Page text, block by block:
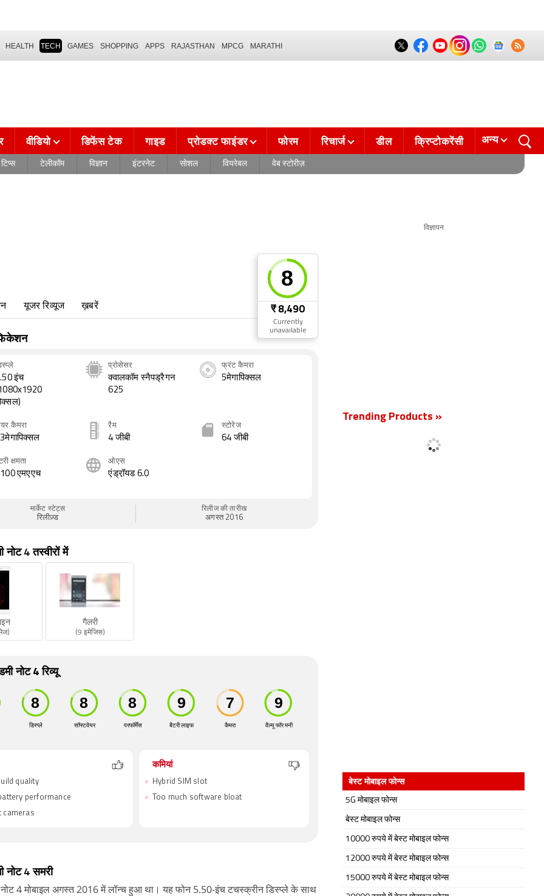
HEALTH TECH GAMES SHOPPING APPS RAJASTHAN MPCG MARATHI
वीडियो डिफेंस टेक गाइड प्रोडक्ट फाइंडर फोरम रिचार्ज डील क्रिप्टोकरेंसी अन्य
टिप्स टेलीकॉम विज्ञान इंटरनेट सोशल वियरेबल वेब स्टोरीज़
यूजर रिव्यूज ख़बरें ₹ 8,490
Currently
unavailable
इंच
प्रोसेसर
क्वालकॉम स्नैपड्रैगन
625
फ्रंट कैमरा
5मेगापिक्सल
कैमरा रैम
4 जीबी
स्टोरेज
64 जीबी
क्षमता
एमएएच
ओएस
एंड्रॉ़यड 6.0
मार्केट स्टेट्स
रिलीज़्ड
रिलीज की तारीख
अगस्त 2016
नोट 4 तस्वीरों में
गैलरी
(9 इमेजिस)
नोट 4 रिव्यू
डिस्प्ले सॉफ्टवेयर परफॉर्मेंस बैटरी लाइफ कैमरा वैल्यू फॉर मनी
quality
performance
cameras
कमियां
Hybrid SIM slot
Too much software bloat
नोट 4 समरी
नोट 4 मोबाइल अगस्त 2016 में लॉन्च हुआ था। यह फोन 5.50-इंच टचस्क्रीन डिस्प्ले के साथ
विज्ञापन
Trending Products »
बेस्ट मोबाइल फोन्स
5G मोबाइल फोन्स
बेस्ट मोबाइल फोन्स
10000 रुपये में बेस्ट मोबाइल फोन्स
12000 रुपये में बेस्ट मोबाइल फोन्स
15000 रुपये में बेस्ट मोबाइल फोन्स